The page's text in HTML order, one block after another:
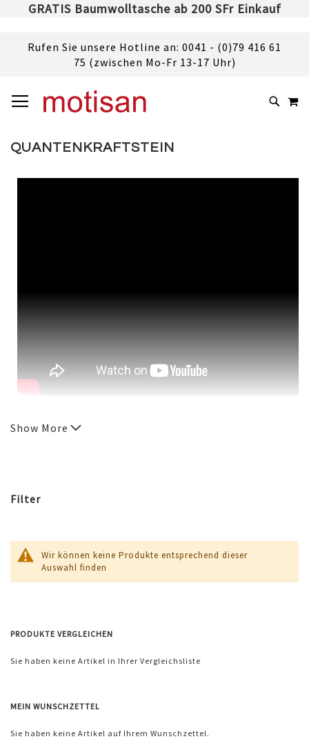
GRATIS Baumwolltasche ab 200 SFr Einkauf
Rufen Sie unsere Hotline an: 0041 - (0)79 416 61
75 (zwischen Mo-Fr 13-17 Uhr)
ZUM
INHALT
SUCHE
QUANTENKRAFTSTEIN
Show More
Wir können keine Produkte entsprechend dieser
Auswahl finden
Filter
PRODUKTE VERGLEICHEN
Sie haben keine Artikel in Ihrer Vergleichsliste
MEIN WUNSCHZETTEL
Sie haben keine Artikel auf Ihrem Wunschzettel.